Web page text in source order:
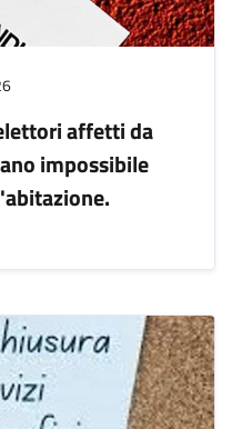
affetti da
impossibile